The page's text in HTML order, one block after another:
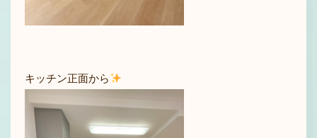
キッチン正面から